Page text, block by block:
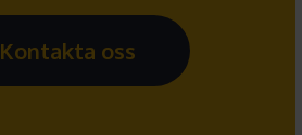
Kontakta oss